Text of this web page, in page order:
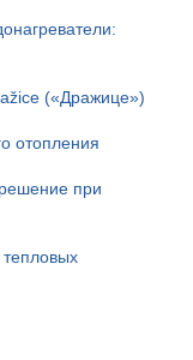
(«Дражице»)
отопления
при